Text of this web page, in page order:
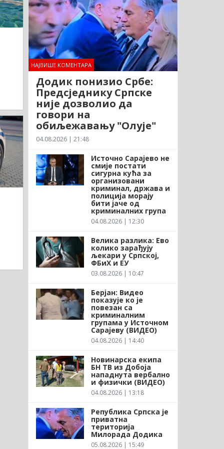
НАЈВИШЕ КОМЕНТАРА
Додик понизио Србе:
Предсједнику Српске
није дозволио да
говори на
обиљежавању "Олује"
04.08.2026 | 21:48
Источно Сарајево не
смије постати
сигурна кућа за
организовани
криминал, држава и
полиција морају
бити јаче од
криминалних група
04.08.2026 | 12:30
Велика разлика: Ево
колико зарађују
љекари у Српској,
ФБиХ и ЕУ
03.08.2026 | 10:47
Берјан: Видео
показује ко је
повезан са
криминалним
групама у Источном
Сарајеву (ВИДЕО)
04.08.2026 | 14:40
Новинарска екипа
БН ТВ из Добоја
нападнута вербално
и физички (ВИДЕО)
04.08.2026 | 13:18
Република Српска је
приватна
територија
Милорада Додика
05.08.2026 | 15:49